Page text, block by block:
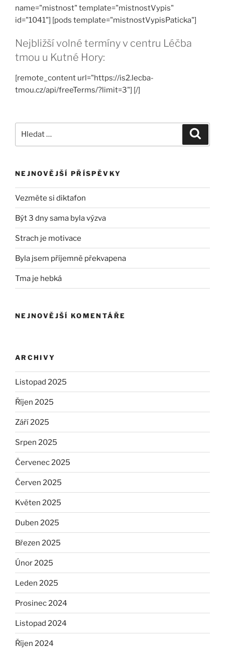
name="mistnost" template="mistnostVypis"
id="1041"] [pods template="mistnostVypisPaticka"]
Nejbližší volné termíny v centru Léčba
tmou u Kutné Hory:
[remote_content url="https://is2.lecba-
tmou.cz/api/freeTerms/?limit=3"] [/]
NEJNOVĚJŠÍ PŘÍSPĚVKY
Vezměte si diktafon
Být 3 dny sama byla výzva
Strach je motivace
Byla jsem příjemně překvapena
Tma je hebká
NEJNOVĚJŠÍ KOMENTÁŘE
ARCHIVY
Listopad 2025
Říjen 2025
Září 2025
Srpen 2025
Červenec 2025
Červen 2025
Květen 2025
Duben 2025
Březen 2025
Únor 2025
Leden 2025
Prosinec 2024
Listopad 2024
Říjen 2024